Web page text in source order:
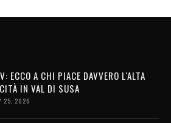
ECCO A CHI PIACE DAVVERO L'ALTA
IN VAL DI SUSA
25, 2026